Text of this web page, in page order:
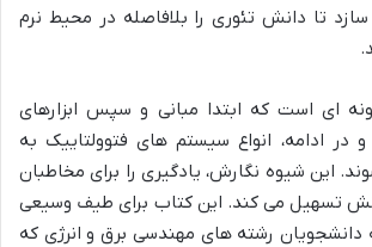
سازد تا دانش تئوری را بلافاصله در محیط نرم
ای است که ابتدا مبانی و سپس ابزارهای
در ادامه، انواع سیستم های فتوولتاییک به
این شیوه نگارش، یادگیری را برای مخاطبان
تسهیل می کند. این کتاب برای طیف وسیعی
دانشجویان رشته های مهندسی برق و انرژی که